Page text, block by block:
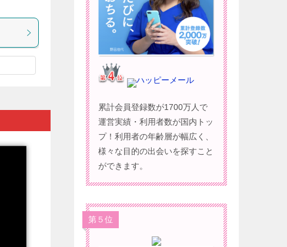
ハッピーメール
累計会員登録数が1700万人で
運営実績・利用者数が国内トッ
プ！利用者の年齢層が幅広く、
様々な目的の出会いを探すこと
ができます。
第５位